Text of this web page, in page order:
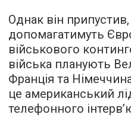
Однак він
допомагатимуть
військового
війська планують
Франція та
це американський
телефонного